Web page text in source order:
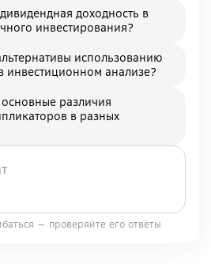
доходность в
инвестирования?
использованию
инвестиционном анализе?
различия
в разных
— проверяйте его ответы